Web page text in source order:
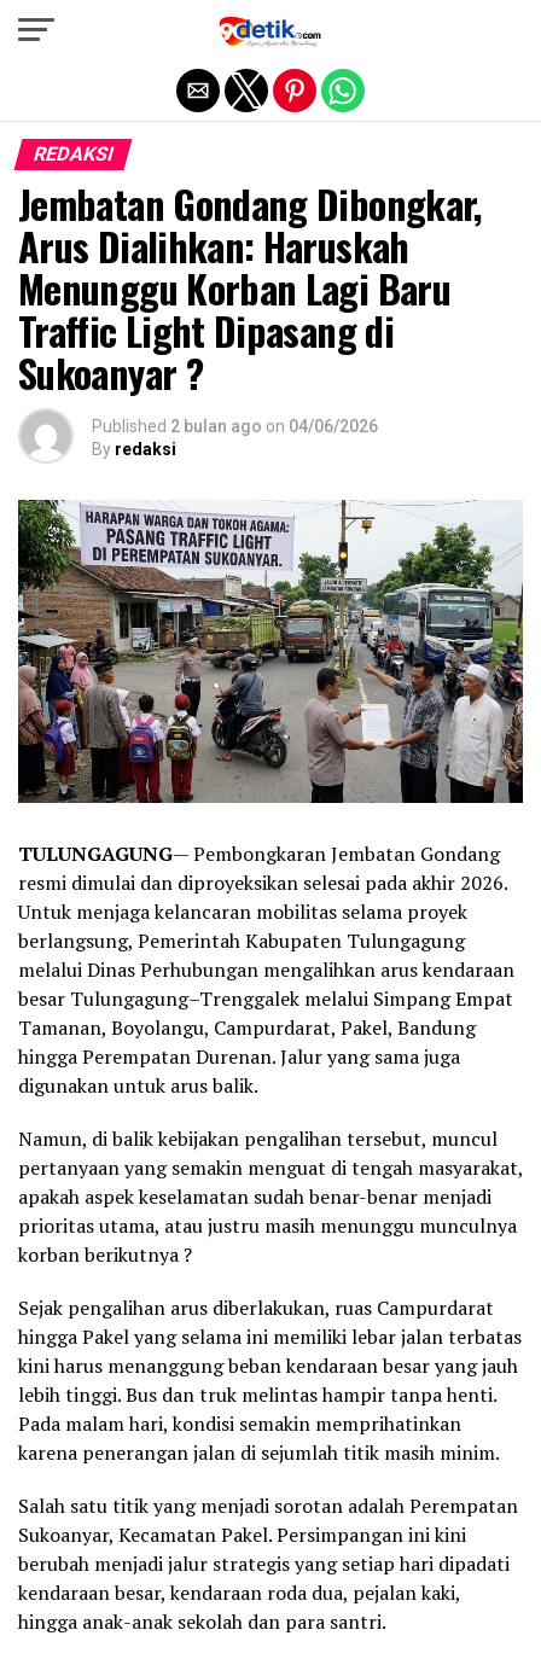
REDAKSI
Jembatan Gondang Dibongkar,
Arus Dialihkan: Haruskah
Menunggu Korban Lagi Baru
Traffic Light Dipasang di
Sukoanyar ?
Published 2 bulan ago on 04/06/2026
By redaksi
TULUNGAGUNG— Pembongkaran Jembatan Gondang
resmi dimulai dan diproyeksikan selesai pada akhir 2026.
Untuk menjaga kelancaran mobilitas selama proyek
berlangsung, Pemerintah Kabupaten Tulungagung
melalui Dinas Perhubungan mengalihkan arus kendaraan
besar Tulungagung–Trenggalek melalui Simpang Empat
Tamanan, Boyolangu, Campurdarat, Pakel, Bandung
hingga Perempatan Durenan. Jalur yang sama juga
digunakan untuk arus balik.
Namun, di balik kebijakan pengalihan tersebut, muncul
pertanyaan yang semakin menguat di tengah masyarakat,
apakah aspek keselamatan sudah benar-benar menjadi
prioritas utama, atau justru masih menunggu munculnya
korban berikutnya ?
Sejak pengalihan arus diberlakukan, ruas Campurdarat
hingga Pakel yang selama ini memiliki lebar jalan terbatas
kini harus menanggung beban kendaraan besar yang jauh
lebih tinggi. Bus dan truk melintas hampir tanpa henti.
Pada malam hari, kondisi semakin memprihatinkan
karena penerangan jalan di sejumlah titik masih minim.
Salah satu titik yang menjadi sorotan adalah Perempatan
Sukoanyar, Kecamatan Pakel. Persimpangan ini kini
berubah menjadi jalur strategis yang setiap hari dipadati
kendaraan besar, kendaraan roda dua, pejalan kaki,
hingga anak-anak sekolah dan para santri.
Exit mobile version